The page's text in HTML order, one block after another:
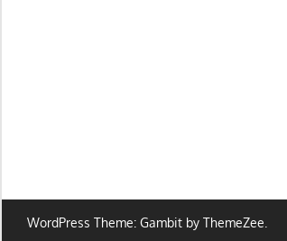
WordPress Theme: Gambit by ThemeZee.